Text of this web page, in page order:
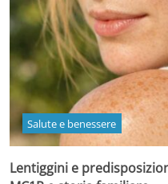
Salute e benessere
Lentiggini e